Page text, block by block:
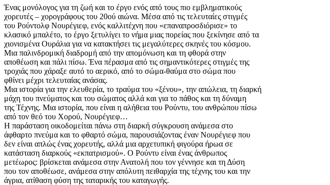
Ένας μονόλογος για τη ζωή και το έργο ενός από τους πιο εμβληματικούς
χορευτές – χορογράφους του 20ού αιώνα. Μέσα από τις τελευταίες στιγμές
του Ρούντολφ Νουρέγιεφ, ενός καλλιτέχνη που «επαναπροσδιόρισε» το
κλασικό μπαλέτο, το έργο ξετυλίγει το νήμα μιας πορείας που ξεκίνησε από τα
χιονισμένα Ουράλια για να κατακτήσει τις μεγαλύτερες σκηνές του κόσμου.
Μια παλινδρομική διαδρομή από την απομόνωση και τη φθορά στην
αποθέωση και πάλι πίσω. Ένα πέρασμα από τις σημαντικότερες στιγμές της
τροχιάς που χάραξε αυτό το αερικό, από το σώμα-θαύμα στο σώμα που
φθίνει μέχρι τελευταίας ανάσας.
Μια ιστορία για την ελευθερία, το τραύμα του «ξένου», την απώλεια, τη διαρκή
μάχη του πνεύματος και του σώματος αλλά και για το πάθος και τη δύναμη
της Τέχνης. Μια ιστορία, που είναι η αλήθεια του Ρούντυ, του ανθρώπου πίσω
από τον θεό του Χορού, Νουρέγιεφ…
Η παράσταση οικοδομείται πάνω στη διαρκή σύγκρουση ανάμεσα στο
άφθαρτο πνεύμα και το φθαρτό σώμα, παρουσιάζοντας έναν Νουρέγιεφ που
δεν είναι απλώς ένας χορευτής, αλλά μια αρχετυπική φιγούρα ήρωα σε
κατάσταση διαρκούς «εκπατρισμού». Ο Ρούντυ είναι ένας άνθρωπος
μετέωρος: βρίσκεται ανάμεσα στην Ανατολή που τον γέννησε και τη Δύση
που τον αποθέωσε, ανάμεσα στην απόλυτη πειθαρχία της τέχνης του και την
άγρια, ατίθαση φύση της ταταρικής του καταγωγής.